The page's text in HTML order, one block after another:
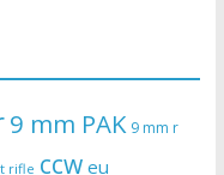
9 mm PAK 9 mm r
rifle ccw eu